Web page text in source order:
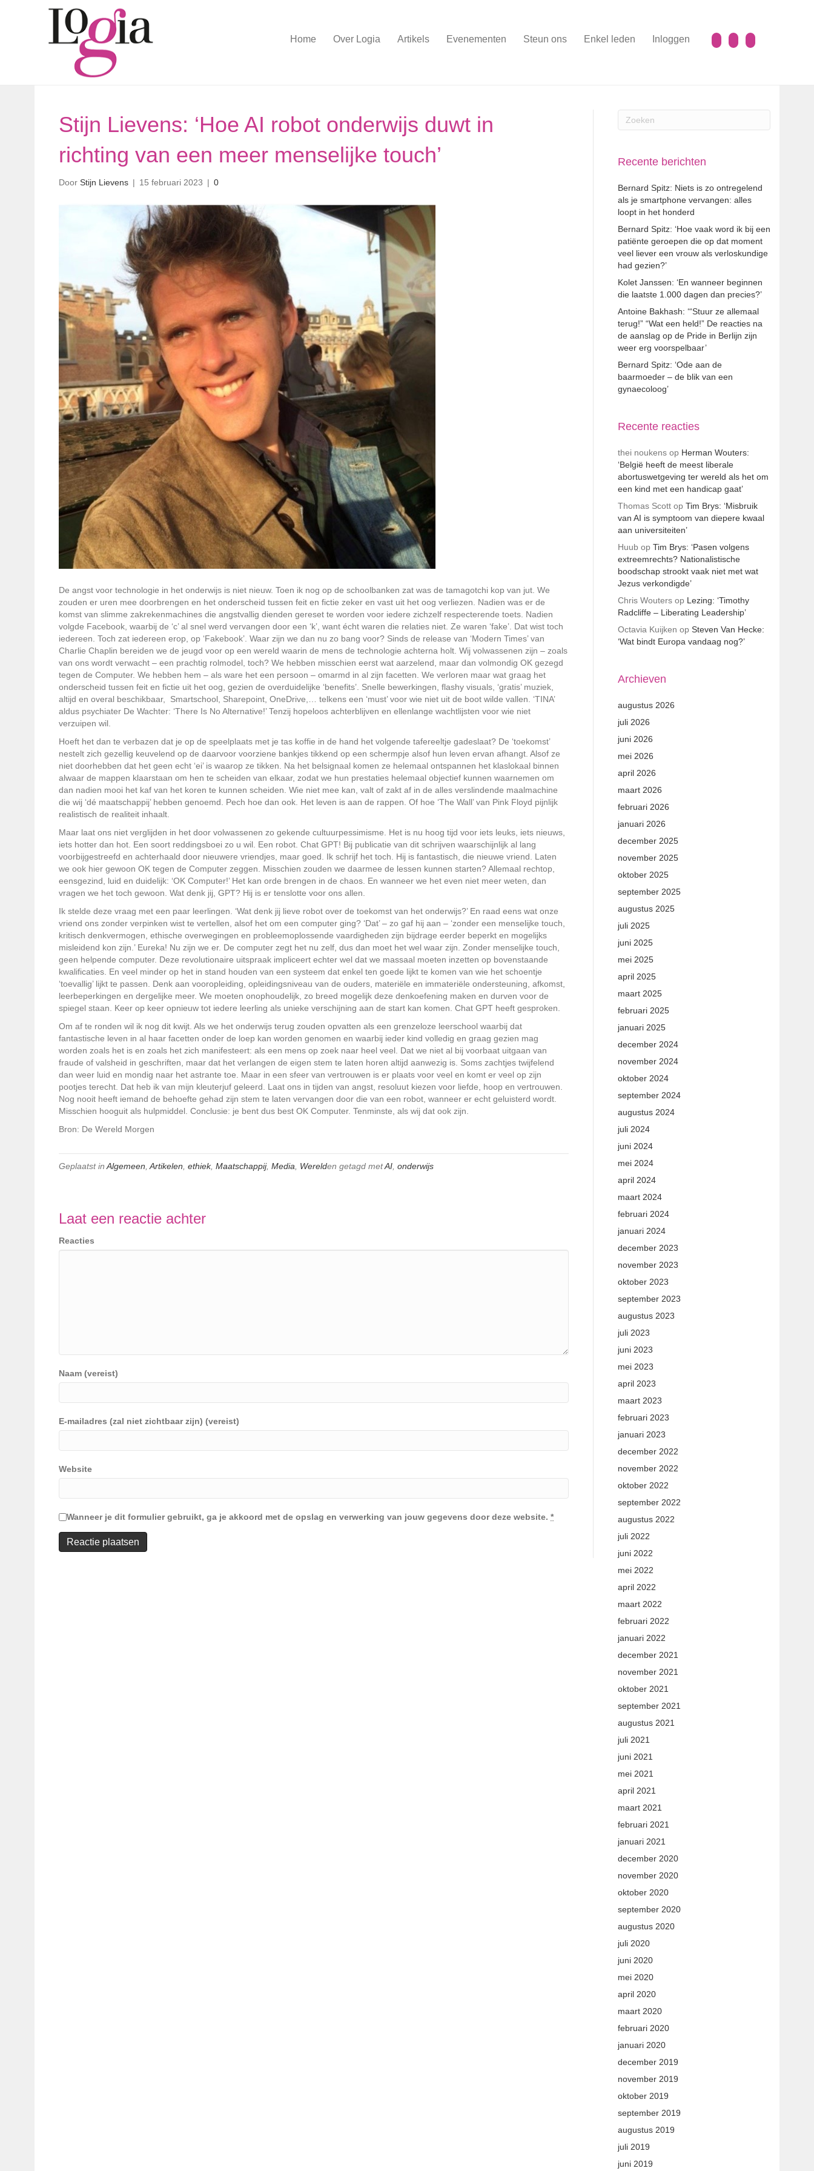
Home Over Logia Artikels Evenementen Steun ons Enkel leden Inloggen
Stijn Lievens: ‘Hoe AI robot onderwijs duwt in
richting van een meer menselijke touch’
Door Stijn Lievens | 15 februari 2023 | 0
De angst voor technologie in het onderwijs is niet nieuw. Toen ik nog op de schoolbanken zat was de tamagotchi kop van jut. We
zouden er uren mee doorbrengen en het onderscheid tussen feit en fictie zeker en vast uit het oog verliezen. Nadien was er de
komst van slimme zakrekenmachines die angstvallig dienden gereset te worden voor iedere zichzelf respecterende toets. Nadien
volgde Facebook, waarbij de ‘c’ al snel werd vervangen door een ‘k’, want écht waren die relaties niet. Ze waren ‘fake’. Dat wist toch
iedereen. Toch zat iedereen erop, op ‘Fakebook’. Waar zijn we dan nu zo bang voor? Sinds de release van ‘Modern Times’ van
Charlie Chaplin bereiden we de jeugd voor op een wereld waarin de mens de technologie achterna holt. Wij volwassenen zijn – zoals
van ons wordt verwacht – een prachtig rolmodel, toch? We hebben misschien eerst wat aarzelend, maar dan volmondig OK gezegd
tegen de Computer. We hebben hem – als ware het een persoon – omarmd in al zijn facetten. We verloren maar wat graag het
onderscheid tussen feit en fictie uit het oog, gezien de overduidelijke ‘benefits’. Snelle bewerkingen, flashy visuals, ‘gratis’ muziek,
altijd en overal beschikbaar,
Smartschool, Sharepoint, OneDrive,… telkens een ‘must’ voor wie niet uit de boot wilde vallen. ‘TINA’
aldus psychiater De Wachter: ‘There Is No Alternative!’ Tenzij hopeloos achterblijven en ellenlange wachtlijsten voor wie niet
verzuipen wil.
Hoeft het dan te verbazen dat je op de speelplaats met je tas koffie in de hand het volgende tafereeltje gadeslaat? De ‘toekomst’
nestelt zich gezellig keuvelend op de daarvoor voorziene bankjes tikkend op een schermpje alsof hun leven ervan afhangt. Alsof ze
niet doorhebben dat het geen echt ‘ei’ is waarop ze tikken. Na het belsignaal komen ze helemaal ontspannen het klaslokaal binnen
alwaar de mappen klaarstaan om hen te scheiden van elkaar, zodat we hun prestaties helemaal objectief kunnen waarnemen om
dan nadien mooi het kaf van het koren te kunnen scheiden. Wie niet mee kan, valt of zakt af in de alles verslindende maalmachine
die wij ‘dé maatschappij’ hebben genoemd. Pech hoe dan ook. Het leven is aan de rappen. Of hoe ‘The Wall’ van Pink Floyd pijnlijk
realistisch de realiteit inhaalt.
Maar laat ons niet verglijden in het door volwassenen zo gekende cultuurpessimisme. Het is nu hoog tijd voor iets leuks, iets nieuws,
iets hotter dan hot. Een soort reddingsboei zo u wil. Een robot. Chat GPT! Bij publicatie van dit schrijven waarschijnlijk al lang
voorbijgestreefd en achterhaald door nieuwere vriendjes, maar goed. Ik schrijf het toch. Hij is fantastisch, die nieuwe vriend. Laten
we ook hier gewoon OK tegen de Computer zeggen. Misschien zouden we daarmee de lessen kunnen starten? Allemaal rechtop,
eensgezind, luid en duidelijk: ‘OK Computer!’ Het kan orde brengen in de chaos. En wanneer we het even niet meer weten, dan
vragen we het toch gewoon. Wat denk jij, GPT? Hij is er tenslotte voor ons allen.
Ik stelde deze vraag met een paar leerlingen. ‘Wat denk jij lieve robot over de toekomst van het onderwijs?’ En raad eens wat onze
vriend ons zonder verpinken wist te vertellen, alsof het om een computer ging? ‘Dat’ – zo gaf hij aan – ‘zonder een menselijke touch,
kritisch denkvermogen, ethische overwegingen en probleemoplossende vaardigheden zijn bijdrage eerder beperkt en mogelijks
misleidend kon zijn.’ Eureka! Nu zijn we er. De computer zegt het nu zelf, dus dan moet het wel waar zijn. Zonder menselijke touch,
geen helpende computer. Deze revolutionaire uitspraak impliceert echter wel dat we massaal moeten inzetten op bovenstaande
kwalificaties. En veel minder op het in stand houden van een systeem dat enkel ten goede lijkt te komen van wie het schoentje
‘toevallig’ lijkt te passen. Denk aan vooropleiding, opleidingsniveau van de ouders, materiële en immateriële ondersteuning, afkomst,
leerbeperkingen en dergelijke meer. We moeten onophoudelijk, zo breed mogelijk deze denkoefening maken en durven voor de
spiegel staan. Keer op keer opnieuw tot iedere leerling als unieke verschijning aan de start kan komen. Chat GPT heeft gesproken.
Om af te ronden wil ik nog dit kwijt. Als we het onderwijs terug zouden opvatten als een grenzeloze leerschool waarbij dat
fantastische leven in al haar facetten onder de loep kan worden genomen en waarbij ieder kind volledig en graag gezien mag
worden zoals het is en zoals het zich manifesteert: als een mens op zoek naar heel veel. Dat we niet al bij voorbaat uitgaan van
fraude of valsheid in geschriften, maar dat het verlangen de eigen stem te laten horen altijd aanwezig is. Soms zachtjes twijfelend
dan weer luid en mondig naar het astrante toe. Maar in een sfeer van vertrouwen is er plaats voor veel en komt er veel op zijn
pootjes terecht. Dat heb ik van mijn kleuterjuf geleerd. Laat ons in tijden van angst, resoluut kiezen voor liefde, hoop en vertrouwen.
Nog nooit heeft iemand de behoefte gehad zijn stem te laten vervangen door die van een robot, wanneer er echt geluisterd wordt.
Misschien hooguit als hulpmiddel. Conclusie: je bent dus best OK Computer. Tenminste, als wij dat ook zijn.
Bron: De Wereld Morgen
Geplaatst in Algemeen Artikelen ethiek, Maatschappij, Media Werelden getagd metAI onderwijs
Laat een reactie achter
Reacties
Naam (vereist)
E-mailadres (zal niet zichtbaar zijn) (vereist)
Website
Wanneer je dit formulier gebruikt, ga je akkoord met de opslag en verwerking van jouw gegevens door deze website. *
Recente berichten
Bernard Spitz: Niets is zo ontregelend
als je smartphone vervangen: alles
loopt in het honderd
Bernard Spitz: ‘Hoe vaak word ik bij een
patiënte geroepen die op dat moment
veel liever een vrouw als verloskundige
had gezien?’
Kolet Janssen: ‘En wanneer beginnen
die laatste 1.000 dagen dan precies?’
Antoine Bakhash: ‘“Stuur ze allemaal
terug!” “Wat een held!” De reacties na
de aanslag op de Pride in Berlijn zijn
weer erg voorspelbaar’
Bernard Spitz: ‘Ode aan de
baarmoeder – de blik van een
gynaecoloog’
Recente reacties
thei noukensop Herman Wouters:
‘België heeft de meest liberale
abortuswetgeving ter wereld als het om
een kind met een handicap gaat’
Thomas Scottop Tim Brys: ‘Misbruik
van AI is symptoom van diepere kwaal
aan universiteiten’
Huubop Tim Brys: ‘Pasen volgens
extreemrechts? Nationalistische
boodschap strookt vaak niet met wat
Jezus verkondigde’
Chris Woutersop Lezing: ‘Timothy
Radcliffe – Liberating Leadership’
Octavia Kuijken op Steven Van Hecke:
‘Wat bindt Europa vandaag nog?’
Archieven
augustus 2026
juli 2026
juni 2026
mei 2026
april 2026
maart 2026
februari 2026
januari 2026
december 2025
november 2025
oktober 2025
september 2025
augustus 2025
juli 2025
juni 2025
mei 2025
april 2025
maart 2025
februari 2025
januari 2025
december 2024
november 2024
oktober 2024
september 2024
augustus 2024
juli 2024
juni 2024
mei 2024
april 2024
maart 2024
februari 2024
januari 2024
december 2023
november 2023
oktober 2023
september 2023
augustus 2023
juli 2023
juni 2023
mei 2023
april 2023
maart 2023
februari 2023
januari 2023
december 2022
november 2022
oktober 2022
september 2022
augustus 2022
juli 2022
juni 2022
mei 2022
april 2022
maart 2022
februari 2022
januari 2022
december 2021
november 2021
oktober 2021
september 2021
augustus 2021
juli 2021
juni 2021
mei 2021
april 2021
maart 2021
februari 2021
januari 2021
december 2020
november 2020
oktober 2020
september 2020
augustus 2020
juli 2020
juni 2020
mei 2020
april 2020
maart 2020
februari 2020
januari 2020
december 2019
november 2019
oktober 2019
september 2019
augustus 2019
juli 2019
juni 2019